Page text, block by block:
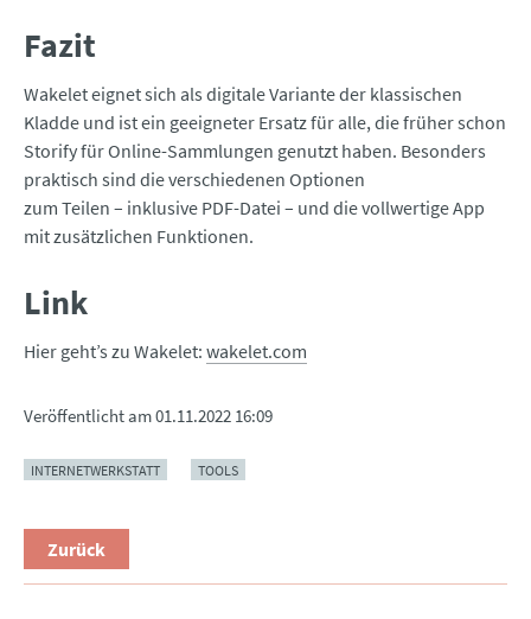
Fazit
Wakelet eignet sich als digitale Variante der klassischen
Kladde und ist ein geeigneter Ersatz für alle, die früher schon
Storify für Online-Sammlungen genutzt haben. Besonders
praktisch sind die verschiedenen Optionen
zum Teilen – inklusive PDF-Datei – und die vollwertige App
mit zusätzlichen Funktionen.
Link
Hier geht’s zu Wakelet: wakelet.com
Veröffentlicht am01.11.2022 16:09
INTERNETWERKSTATT TOOLS
Zurück